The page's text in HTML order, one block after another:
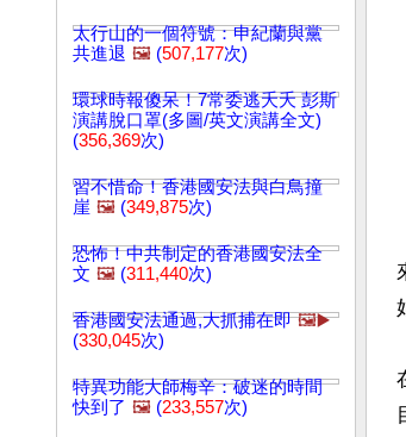
太行山的一個符號：申紀蘭與黨
共進退 🖼️ (507,177次)
環球時報傻呆！7常委逃夭夭 彭斯
演講脫口罩(多圖/英文演講全文)
(356,369次)
習不惜命！香港國安法與白鳥撞
崖 🖼️ (349,875次)
恐怖！中共制定的香港國安法全
文 🖼️ (311,440次)
香港國安法通過,大抓捕在即 🖼️▶️
(330,045次)
特異功能大師梅辛：破迷的時間
快到了 🖼️ (233,557次)